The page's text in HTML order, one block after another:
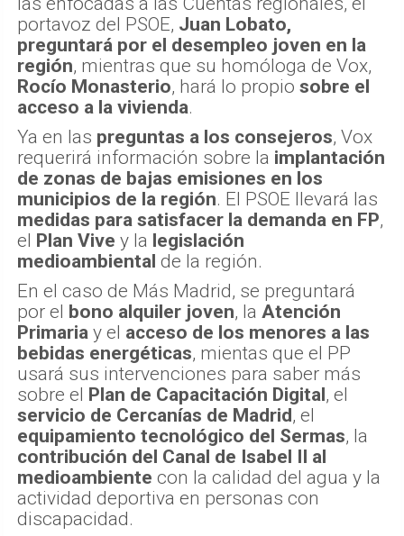
portavoz del PSOE, Juan Lobato,
preguntará por el desempleo joven en la
región, mientras que su homóloga de Vox,
Rocío Monasterio, hará lo propio sobre el
acceso a la vivienda.
Ya en las preguntas a los consejeros, Vox
requerirá información sobre la implantación
de zonas de bajas emisiones en los
municipios de la región. El PSOE llevará las
medidas para satisfacer la demanda en FP,
el Plan Vive y la legislación
medioambiental de la región.
En el caso de Más Madrid, se preguntará
por el bono alquiler joven, la Atención
Primaria y el acceso de los menores a las
bebidas energéticas, mientas que el PP
usará sus intervenciones para saber más
sobre el Plan de Capacitación Digital, el
servicio de Cercanías de Madrid, el
equipamiento tecnológico del Sermas, la
contribución del Canal de Isabel II al
medioambiente con la calidad del agua y la
actividad deportiva en personas con
discapacidad.